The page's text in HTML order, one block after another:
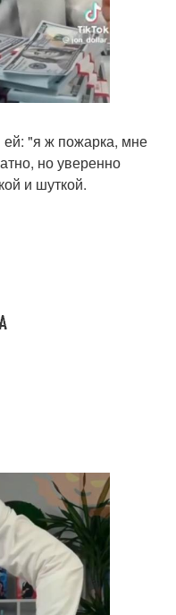
ей: "я ж пожарка, мне
но уверенно
и шуткой.